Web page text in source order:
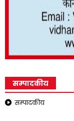
सम्पादकीय
सम्पादकीय